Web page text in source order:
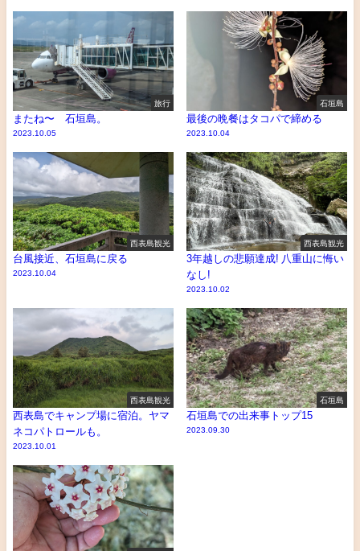
旅行
またね〜 石垣島。
2023.10.05
石垣島
最後の晩餐はタコパで締める
2023.10.04
西表島観光
台風接近、石垣島に戻る
2023.10.04
西表島観光
3年越しの悲願達成! 八重山に悔い
なし!
2023.10.02
西表島観光
西表島でキャンプ場に宿泊。ヤマ
ネコパトロールも。
2023.10.01
石垣島
石垣島での出来事トップ15
2023.09.30